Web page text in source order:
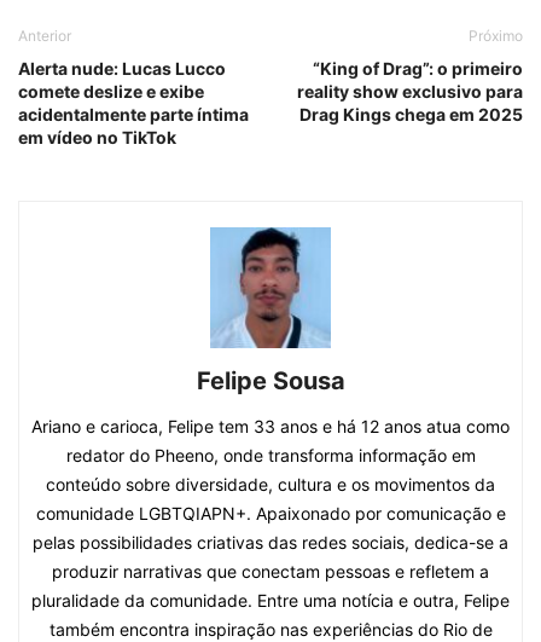
Anterior
Alerta nude: Lucas Lucco
comete deslize e exibe
acidentalmente parte íntima
em vídeo no TikTok
Próximo
“King of Drag”: o primeiro
reality show exclusivo para
Drag Kings chega em 2025
Felipe Sousa
Ariano e carioca, Felipe tem 33 anos e há 12 anos atua como
redator do Pheeno, onde transforma informação em
conteúdo sobre diversidade, cultura e os movimentos da
comunidade LGBTQIAPN+. Apaixonado por comunicação e
pelas possibilidades criativas das redes sociais, dedica-se a
produzir narrativas que conectam pessoas e refletem a
pluralidade da comunidade. Entre uma notícia e outra, Felipe
também encontra inspiração nas experiências do Rio de